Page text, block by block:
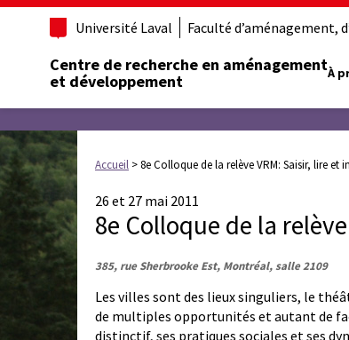
Université Laval Faculté d’aménagement,
Centre de recherche en aménagement
et développement
À
Accueil >8e Colloque de la relève VRM: Saisir, lire et
26 et 27 mai 2011
8e Colloque de la
385, rue Sherbrooke Est, Montréal, salle 2109
Les villes sont des lieux singuliers, le
de multiples opportunités et autant de
distinctif, ses pratiques sociales et ses